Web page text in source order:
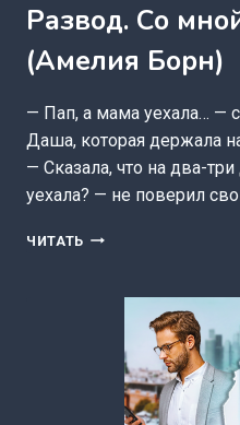
Развод. Со
(Амелия Борн)
— Пап, а мама уехала… —
Даша, которая держала
— Сказала, что на два-
уехала? — не поверил
ЧИТАТЬ РАЗВОД.
(АМЕЛИЯ
БОРН)